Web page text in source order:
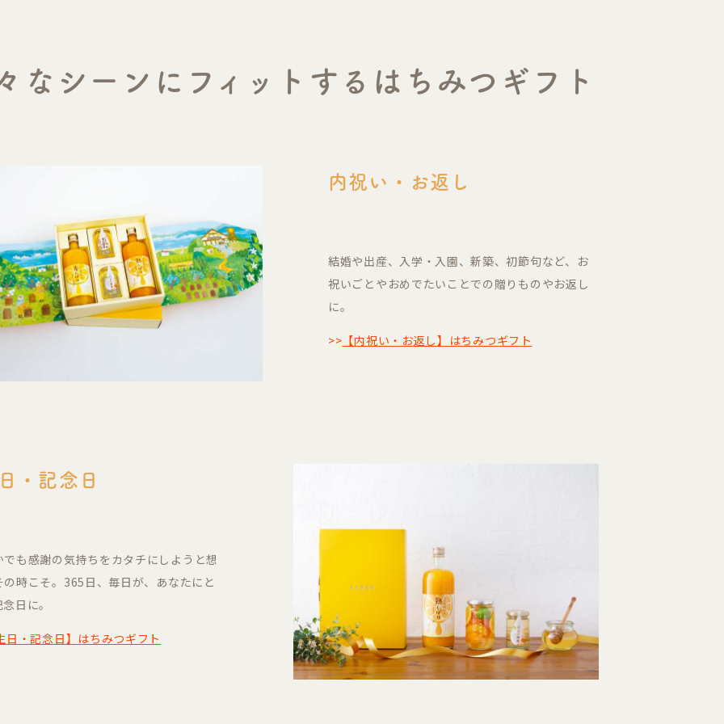
なシーンにフィットするはちみつギフト
内祝い・お返し
結婚や出産、入学・入園、新築、初節句など、お
祝いごとやおめでたいことでの贈りものやお返し
に。
>> 【内祝い・お返し】はちみつギフト
・記念日
でも感謝の気持ちをカタチにしようと想
の時こそ。365日、毎日が、あなたにと
日に。
日・記念日】はちみつギフト